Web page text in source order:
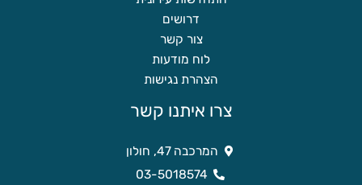
דרושים
צור קשר
לוח מודעות
הצהרת נגישות
צרו איתנו קשר
המרכבה 47, חולון
03-5018574